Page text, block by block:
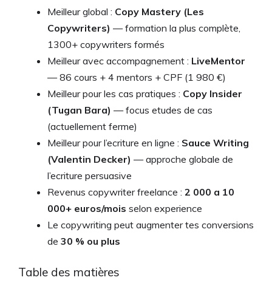
Meilleur global : Copy Mastery (Les
Copywriters) — formation la plus complète,
1300+ copywriters formés
Meilleur avec accompagnement : LiveMentor
— 86 cours + 4 mentors + CPF (1 980 €)
Meilleur pour les cas pratiques : Copy Insider
(Tugan Bara) — focus etudes de cas
(actuellement ferme)
Meilleur pour l’ecriture en ligne : Sauce Writing
(Valentin Decker) — approche globale de
l’ecriture persuasive
Revenus copywriter freelance : 2 000 a 10
000+ euros/mois selon experience
Le copywriting peut augmenter tes conversions
de 30 % ou plus
Table des matières